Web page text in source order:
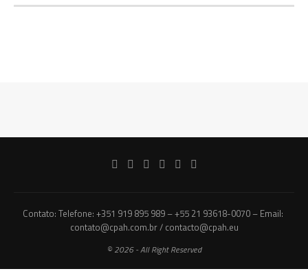
Contato: Telefone: +351 919 895 989 – +55 21 93618-0070 – Email:
contato@cpah.com.br / contacto@cpah.eu
© 2026 - All Right Reserved